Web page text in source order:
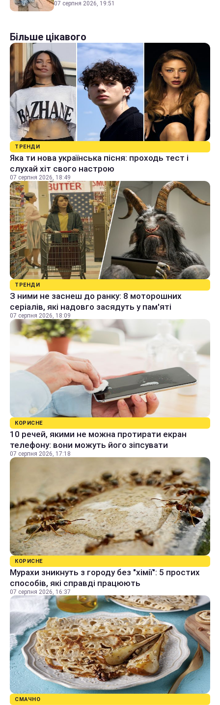
07 серпня 2026, 19:51
Більше цікавого
ТРЕНДИ
Яка ти нова українська пісня: проходь тест і
слухай хіт свого настрою
07 серпня 2026, 18:49
ТРЕНДИ
З ними не заснеш до ранку: 8 моторошних
серіалів, які надовго засядуть у пам'яті
07 серпня 2026, 18:09
КОРИСНЕ
10 речей, якими не можна протирати екран
телефону: вони можуть його зіпсувати
07 серпня 2026, 17:18
КОРИСНЕ
Мурахи зникнуть з городу без "хімії": 5 простих
способів, які справді працюють
07 серпня 2026, 16:37
СМАЧНО